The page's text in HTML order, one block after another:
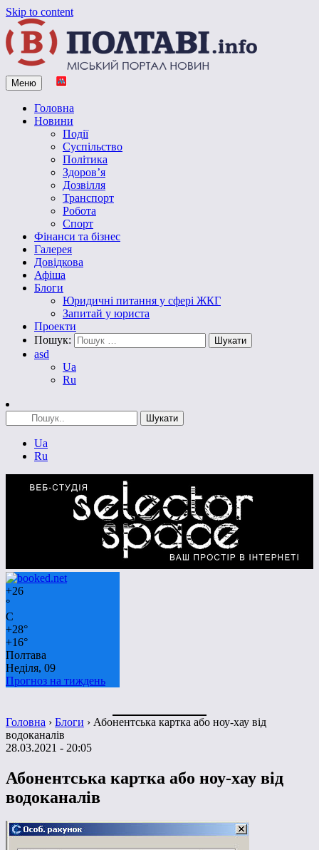
Skip to content
Vpoltave.info
Полтавський портал новин
Меню
Головна
Новини
Події
Суспільство
Політика
Здоров’я
Дозвілля
Транспорт
Робота
Спорт
Фінанси та бізнес
Галерея
Довідкова
Афіша
Блоги
Юридичні питання у сфері ЖКГ
Запитай у юриста
Проекти
Пошук:
asd
Ua
Ru
Ua
Ru
+26
°
C
+28°
+16°
Полтава
Неділя, 09
Прогноз на тиждень
Головна › Блоги › Абонентська картка або ноу-хау від
водоканалів
28.03.2021 - 20:05
Абонентська картка або ноу-хау від
водоканалів